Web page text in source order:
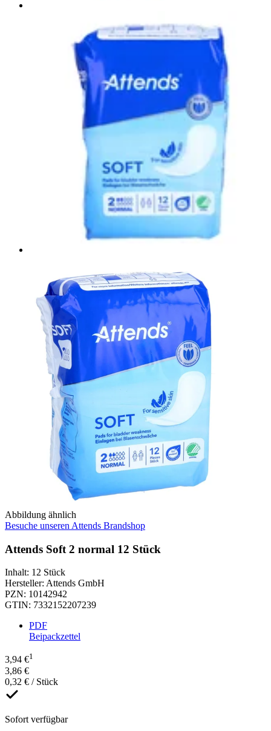
Abbildung ähnlich
Besuche unseren Attends Brandshop
Attends Soft 2 normal 12 Stück
Inhalt: 12 Stück
Hersteller: Attends GmbH
PZN: 10142942
GTIN: 7332152207239
PDF
Beipackzettel
3,94 €1
3,86 €
0,32 € / Stück
Sofort verfügbar